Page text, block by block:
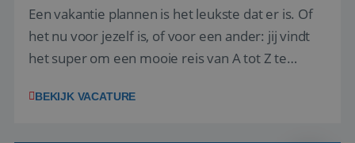
Een vakantie plannen is het leukste dat er is. Of
het nu voor jezelf is, of voor een ander: jij vindt
het super om een mooie reis van A tot Z te
vakantiegangers de meest prachtige plekjes op
BEKIJK VACATURE